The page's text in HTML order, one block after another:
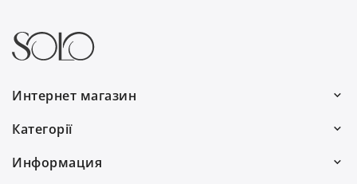
Интернет магазин
с 9:00 до 19:00
0(800) 30 7778
Категорії
Информация